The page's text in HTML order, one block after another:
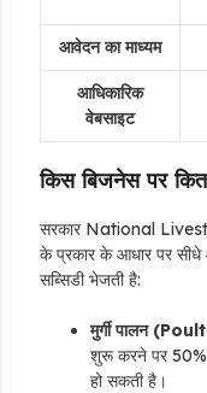
आवेदन का माध्यम
आधिकारिक
वेबसाइट
किस बिजनेस पर
सरकार National
के प्रकार के आधार पर
सब्सिडी भेजती है:
मुर्गी पालन
शुरू करने पर 50%
हो सकती है।